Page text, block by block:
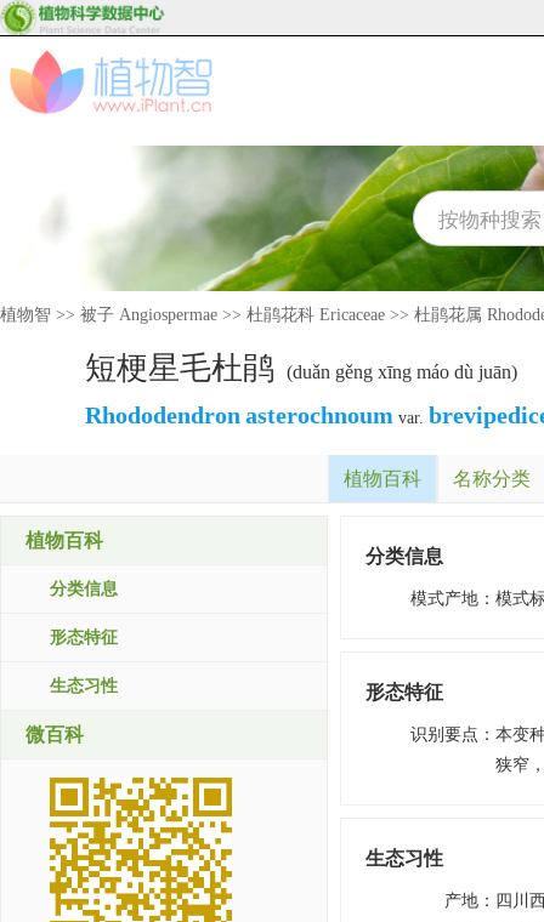
植物智 >> 被子 Angiospermae >> 杜鹃花科 Ericaceae >> 杜鹃花属
短梗星毛杜鹃 (duǎn gěng xīng máo dù juān)
Rhododendron asterochnoum var.
植物百科 名称分类
植物百科
分类信息
形态特征
生态习性
微百科
分类信息
模式产地 ： 模式
形态特征
识别要点 ： 本变
狭窄
生态习性
产地 ： 四川